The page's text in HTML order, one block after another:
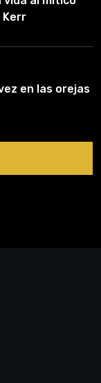
Kerr
en las orejas